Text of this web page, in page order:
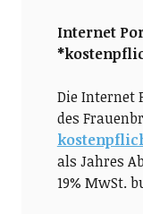
Internet
Die Internet
des
als Jahres
19% MwSt.